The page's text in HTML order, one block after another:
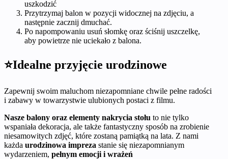
uszkodzić
Przytrzymaj balon w pozycji widocznej na zdjęciu, a
następnie zacznij dmuchać.
Po napompowaniu usuń słomkę oraz ściśnij uszczelkę,
aby powietrze nie uciekało z balona.
⭐Idealne przyjęcie urodzinowe
Zapewnij swoim maluchom niezapomniane chwile pełne radości
i zabawy w towarzystwie ulubionych postaci z filmu.
Nasze balony oraz elementy nakrycia stołu to nie tylko
wspaniała dekoracja, ale także fantastyczny sposób na zrobienie
niesamowitych zdjęć, które zostaną pamiątką na lata. Z nami
każda urodzinowa impreza stanie się niezapomnianym
wydarzeniem, pełnym emocji i wrażeń